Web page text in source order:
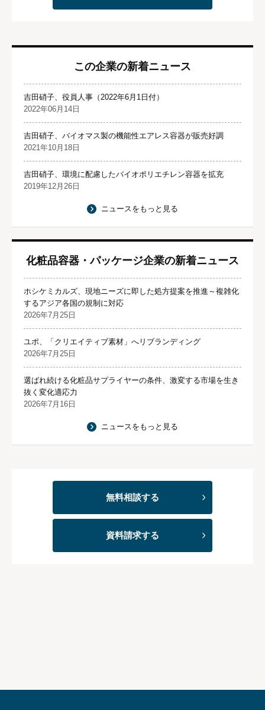
この企業の新着ニュース
吉田硝子、役員人事（2022年6月1日付）
2022年06月14日
吉田硝子、バイオマス製の機能性エアレス容器が販売好調
2021年10月18日
吉田硝子、環境に配慮したバイオポリエチレン容器を拡充
2019年12月26日
ニュースをもっと見る
化粧品容器・パッケージ企業の新着ニュース
ホシケミカルズ、現地ニーズに即した処方提案を推進～複雑化
するアジア各国の規制に対応
2026年7月25日
ユポ、「クリエイティブ素材」へリブランディング
2026年7月25日
選ばれ続ける化粧品サプライヤーの条件、激変する市場を生き
抜く変化適応力
2026年7月16日
ニュースをもっと見る
無料相談する
資料請求する